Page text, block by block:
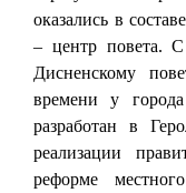
оказались в
– центр повета.
Дисненскому
времени у
разработан в
реализации
реформе